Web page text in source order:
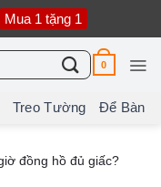
Mua 1 tặng 1
0
Treo Tường Để Bàn
đồng hồ đủ giấc?